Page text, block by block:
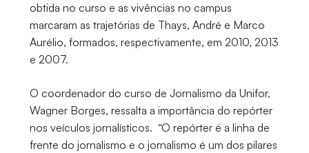
obtida no curso e as vivências no campus
marcaram as trajetórias de Thays, André e Marco
Aurélio, formados, respectivamente, em 2010, 2013
e 2007.
O coordenador do curso de Jornalismo da Unifor,
Wagner Borges, ressalta a importância do repórter
nos veículos jornalísticos. “O repórter é a linha de
frente do jornalismo e o jornalismo é um dos pilares